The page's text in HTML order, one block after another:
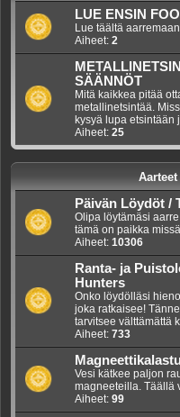
LUE ENSIN
Lue täältä
Aiheet: 2
SÄÄNNÖT
Mitä kaikkea pitää
metallinetsintää.
kysyä lupa etsintään
Aiheet: 25
Päivän Löydöt /
Olipa löytämäsi
tämä on paikka
Aiheet: 10306
Ranta- ja
Hunters
Onko löydölläsi
joka ratkaisee!
tarvitsee välttämättä
Aiheet: 733
Vesi kätkee paljon
magneeteilla. Täällä
Aiheet: 99